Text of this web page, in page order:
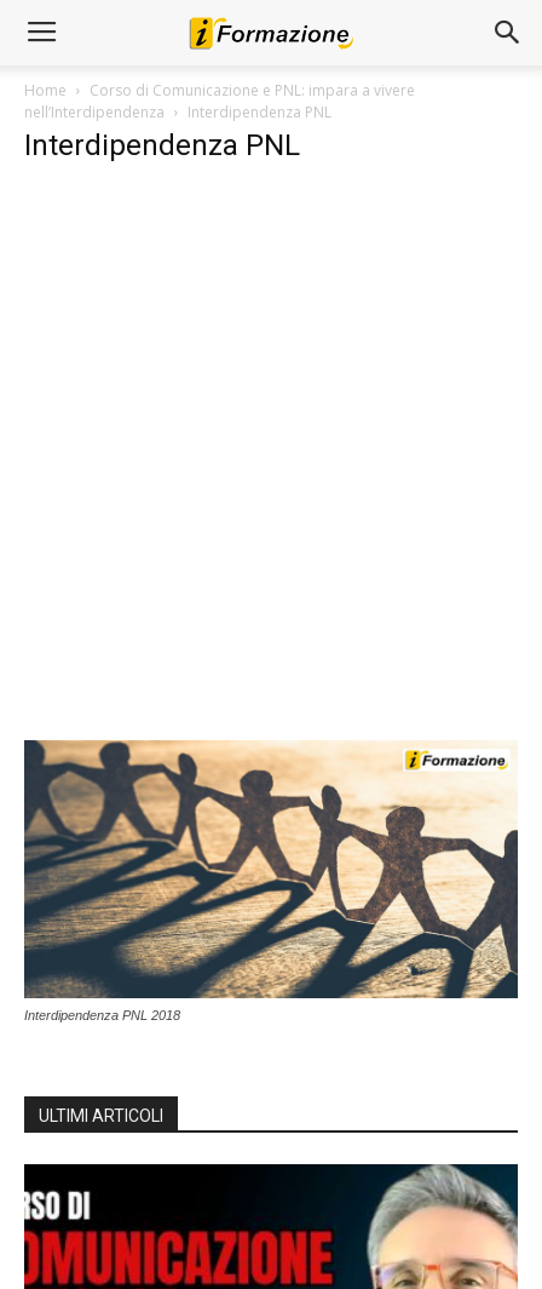
Home
Corso di Comunicazione e PNL: impara a vivere
nell’Interdipendenza
Interdipendenza PNL
Interdipendenza PNL
Interdipendenza PNL 2018
ULTIMI ARTICOLI